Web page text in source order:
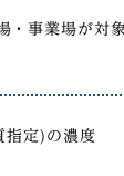
・事業場が対象
指定)の濃度